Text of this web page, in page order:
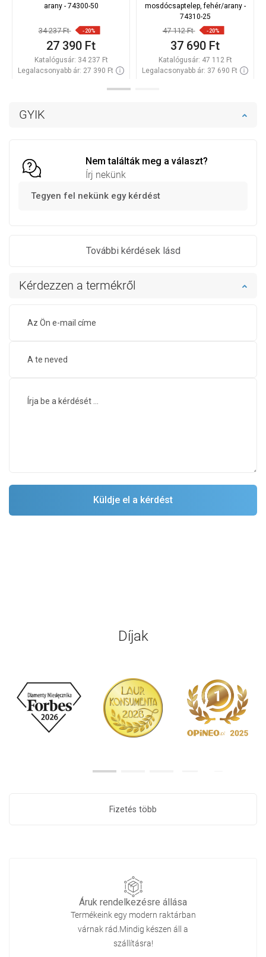
GYIK
Nem találták meg a választ?
Írj nekünk
Tegyen fel nekünk egy kérdést
További kérdések lásd
Kérdezzen a termékről
arany - 74300-50
34 237 Ft -20%
27 390 Ft
Katalógusár: 34 237 Ft
Legalacsonyabb ár: 27 390 Ft
mosdócsaptelep, fehér/arany -
74310-25
47 112 Ft -20%
37 690 Ft
Katalógusár: 47 112 Ft
Legalacsonyabb ár: 37 690 Ft
Díjak
Fizetés több
Áruk rendelkezésre állása
Termékeink egy modern raktárban
várnak rád.Mindig készen áll a
szállításra!